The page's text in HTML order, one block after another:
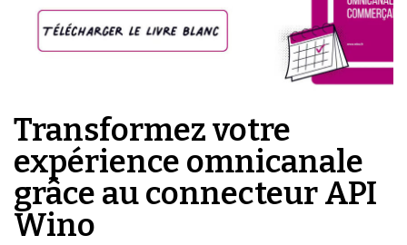
Transformez votre
expérience omnicanale
grâce au connecteur API
Wino